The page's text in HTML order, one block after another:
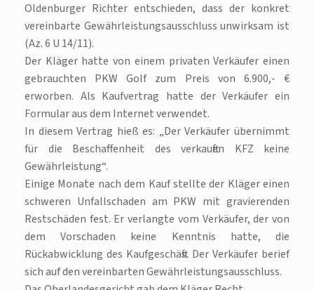
Oldenburger Richter entschieden, dass der konkret
vereinbarte Gewährleistungsausschluss unwirksam ist
(Az. 6 U 14/11).
Der Kläger hatte von einem privaten Verkäufer einen
gebrauchten PKW Golf zum Preis von 6.900,- €
erworben. Als Kaufvertrag hatte der Verkäufer ein
Formular aus dem Internet verwendet.
In diesem Vertrag hieß es: „Der Verkäufer übernimmt
für die Beschaffenheit des verkauften KFZ keine
Gewährleistung“.
Einige Monate nach dem Kauf stellte der Kläger einen
schweren Unfallschaden am PKW mit gravierenden
Restschäden fest. Er verlangte vom Verkäufer, der von
dem Vorschaden keine Kenntnis hatte, die
Rückabwicklung des Kaufgeschäfts. Der Verkäufer berief
sich auf den vereinbarten Gewährleistungsausschluss.